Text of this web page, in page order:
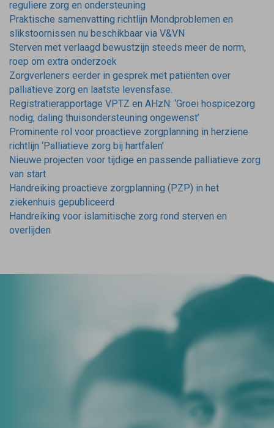
reguliere zorg en ondersteuning
Praktische samenvatting richtlijn Mondproblemen en
slikstoornissen nu beschikbaar via V&VN
Sterven met verlaagd bewustzijn steeds meer de norm,
roep om extra onderzoek
Zorgverleners eerder in gesprek met patiënten over
palliatieve zorg en laatste levensfase.
Registratierapportage VPTZ en AHzN: ‘Groei hospicezorg
nodig, daling thuisondersteuning ongewenst’
Prominente rol voor proactieve zorgplanning in herziene
richtlijn ‘Palliatieve zorg bij hartfalen’
Nieuwe projecten voor tijdige en passende palliatieve zorg
van start
Handreiking proactieve zorgplanning (PZP) in het
ziekenhuis gepubliceerd
Handreiking voor islamitische zorg rond sterven en
overlijden